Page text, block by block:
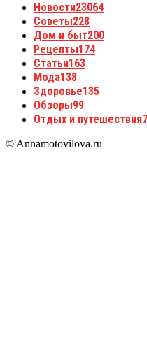
Новости23064
Советы228
Дом и быт200
Рецепты174
Статьи163
Мода138
Здоровье135
Обзоры99
Отдых и путешествия
© Annamotovilova.ru